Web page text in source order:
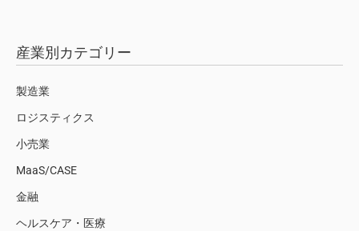
産業別カテゴリー
製造業
ロジスティクス
小売業
MaaS/CASE
金融
ヘルスケア・医療